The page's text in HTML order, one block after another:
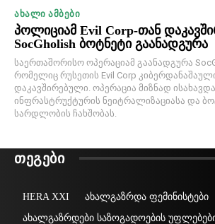
ᲐᲮᲐᲚᲘ ᲐᲛᲑᲔᲑᲘ
პოლიციამ Evil Corp-თან
SocGholish ბოტნეტი გაანადგურა
საერთაშორისო ოპერაციამ გაანადგურა
რომელიც რუსეთის Evil Corp
დაკავშირებული. ოპერაცია მიზნად
ინფრასტრუქტურის ნეიტრალიზაციასა და
სარდლობის ჩახშობას.
ᲗᲔᲒᲔᲑᲘ
HERA XXI
ახალგაზრდა ფემინისტები
ახალგაზრდები საზოგადოების